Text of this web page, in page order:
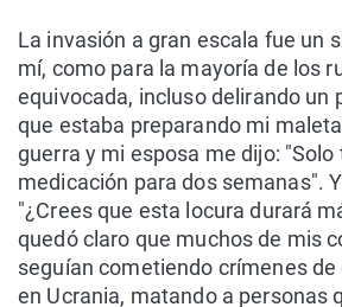
La invasión a gran escala fue un
mí, como para la mayoría de los
equivocada, incluso delirando un
que estaba preparando mi
guerra y mi esposa me dijo: "Solo
medicación para dos semanas".
"¿Crees que esta locura durará
quedó claro que muchos de mis
seguían cometiendo crímenes de
en Ucrania, matando a personas